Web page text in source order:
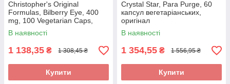
Christopher's Original
Formulas, Bilberry Eye, 400
mg, 100 Vegetarian Caps,
оригінал
В наявності
1 138,35 ₴ 1 308,45 ₴
Купити
Crystal Star, Para Purge, 60
капсул вегетаріанських,
оригінал
В наявності
1 354,55 ₴ 1 556,95 ₴
Купити